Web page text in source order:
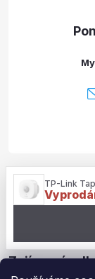
Služby
Informace
Zajímavé
TP-Link